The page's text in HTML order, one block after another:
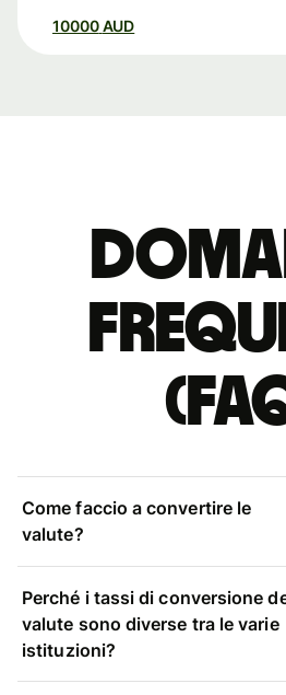
10000 AUD
Come faccio a convertire le
valute?
Perché i tassi di conversione
valute sono diverse tra le varie
istituzioni?